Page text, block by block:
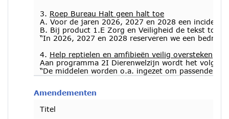
3. Roep Bureau Halt geen halt toe
A. Voor de jaren 2026, 2027 en 2028 een
B. Bij product 1.E Zorg en Veiligheid de tekst toe
“In 2026, 2027 en 2028 reserveren we een
4. Help reptielen en amfibieën veilig oversteken
Aan programma 2I Dierenwelzijn wordt het
“De middelen worden o.a. ingezet om passende
Amendementen
Titel